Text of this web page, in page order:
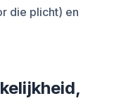
die plicht) en